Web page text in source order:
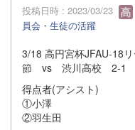
投稿日時 : 2023/03/23
員会・生徒の活躍
3/18 高円宮杯JFAU-18
節 vs 渋川高校 2-1
得点者(アシスト)
①小澤
②羽生田